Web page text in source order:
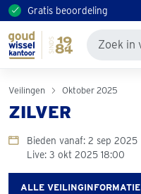
Gratis beoordeling
Veilingen Oktober 2025
ZILVER
Bieden vanaf: 2 sep 2025
Live: 3 okt 2025 18:00
ALLE VEILINGINFORMATIE